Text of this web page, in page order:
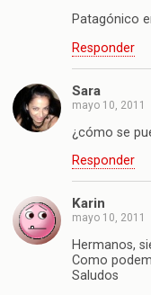
Patagónico
Responder
Sara
mayo 10, 2011
¿cómo se
Responder
Karin
mayo 10, 2011
Hermanos,
Como
Saludos